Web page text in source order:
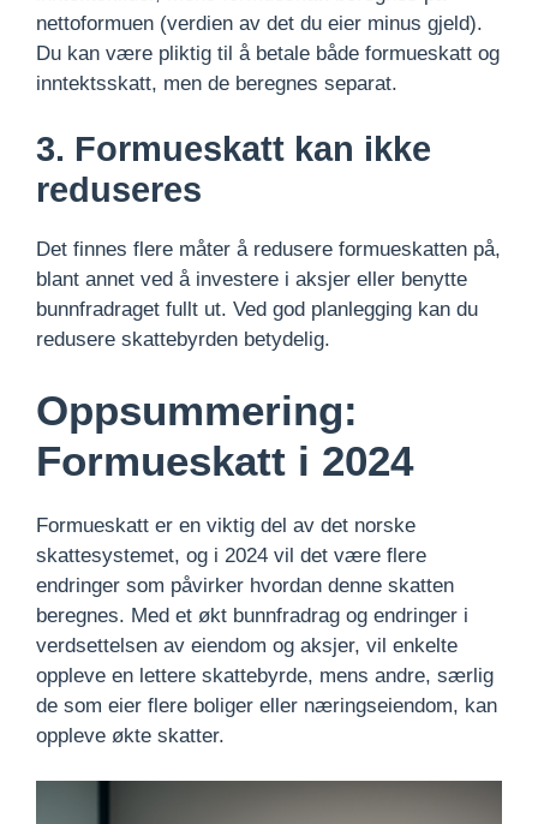
nettoformuen (verdien av det du eier minus gjeld).
Du kan være pliktig til å betale både formueskatt og
inntektsskatt, men de beregnes separat.
3. Formueskatt kan ikke
reduseres
Det finnes flere måter å redusere formueskatten på,
blant annet ved å investere i aksjer eller benytte
bunnfradraget fullt ut. Ved god planlegging kan du
redusere skattebyrden betydelig.
Oppsummering:
Formueskatt i 2024
Formueskatt er en viktig del av det norske
skattesystemet, og i 2024 vil det være flere
endringer som påvirker hvordan denne skatten
beregnes. Med et økt bunnfradrag og endringer i
verdsettelsen av eiendom og aksjer, vil enkelte
oppleve en lettere skattebyrde, mens andre, særlig
de som eier flere boliger eller næringseiendom, kan
oppleve økte skatter.